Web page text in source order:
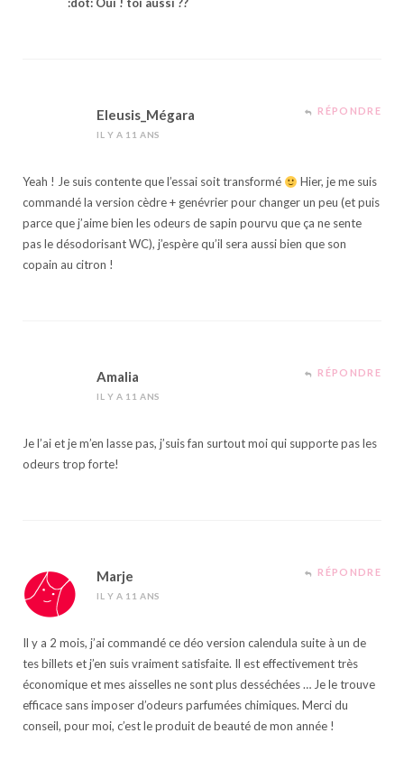
:dot: Oui ! toi aussi ??
Eleusis_Mégara
IL Y A 11 ANS
RÉPONDRE
Yeah ! Je suis contente que l’essai soit transformé
Hier, je me suis
commandé la version cèdre + genévrier pour changer un peu (et puis
parce que j’aime bien les odeurs de sapin pourvu que ça ne sente
pas le désodorisant WC), j’espère qu’il sera aussi bien que son
copain au citron !
Amalia
IL Y A 11 ANS
RÉPONDRE
Je l’ai et je m’en lasse pas, j’suis fan surtout moi qui supporte pas les
odeurs trop forte!
Marje
IL Y A 11 ANS
RÉPONDRE
Il y a 2 mois, j’ai commandé ce déo version calendula suite à un de
tes billets et j’en suis vraiment satisfaite. Il est effectivement très
économique et mes aisselles ne sont plus desséchées … Je le trouve
efficace sans imposer d’odeurs parfumées chimiques. Merci du
conseil, pour moi, c’est le produit de beauté de mon année !